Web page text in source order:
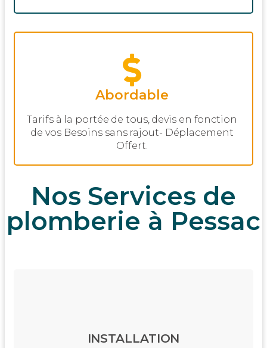
Abordable
Tarifs à la portée de tous, devis en fonction
de vos Besoins sans rajout- Déplacement
Offert.
Nos Services de
plomberie à Pessac
INSTALLATION